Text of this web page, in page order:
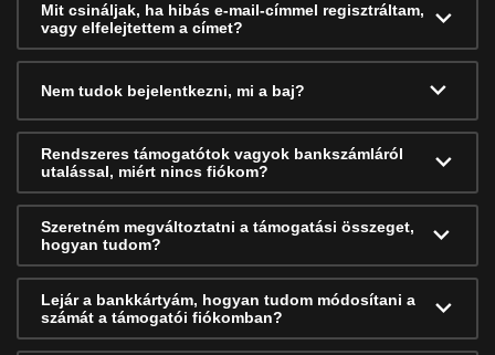
Mit csináljak, ha hibás e-mail-címmel regisztráltam,
vagy elfelejtettem a címet?
Nem tudok bejelentkezni, mi a baj?
Rendszeres támogatótok vagyok bankszámláról
utalással, miért nincs fiókom?
Szeretném megváltoztatni a támogatási összeget,
hogyan tudom?
Lejár a bankkártyám, hogyan tudom módosítani a
számát a támogatói fiókomban?